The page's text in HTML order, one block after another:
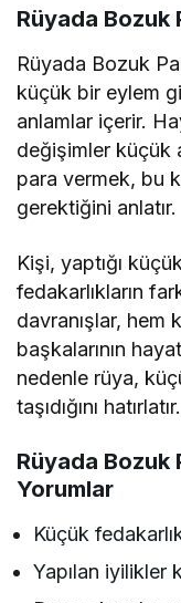
Rüyada Bozuk
Rüyada Bozuk
küçük bir eylem
anlamlar içerir.
değişimler küçük
para vermek, bu
gerektiğini anlatır.
Kişi, yaptığı
fedakarlıkların
davranışlar, hem
başkalarının
nedenle rüya,
taşıdığını hatırlatır.
Rüyada Bozuk
Yorumlar
Küçük
Yapılan iyilikler